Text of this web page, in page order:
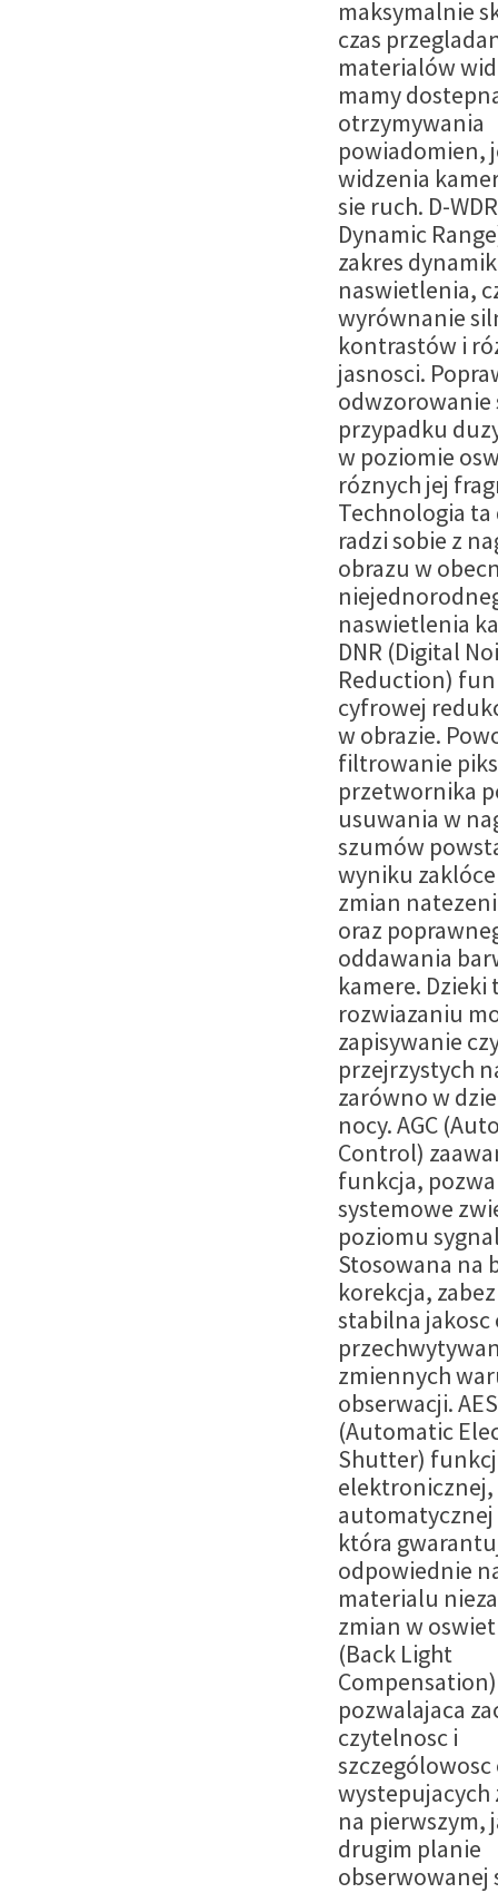
maksymalnie
czas
materialów
mamy
otrzymywania
powiadomien,
widzenia
sie ruch. D-
Dynamic
zakres
naswietlenia,
wyrównanie
kontrastów i
jasnosci.
odwzorowanie
przypadku
w poziomie
róznych jej
Technologia
radzi sobie z
obrazu w
naswietlenia
DNR (Digital
Reduction)
cyfrowej
w obrazie.
filtrowanie
przetwornika
usuwania w
szumów
wyniku
zmian
oraz
oddawania
kamere. Dzieki
rozwiazaniu
zapisywanie
przejrzystych
zarówno w
nocy. AGC
Control)
funkcja,
systemowe
poziomu
Stosowana na
korekcja,
stabilna jakosc
zmiennych
obserwacji. AES
(Automatic
Shutter)
elektronicznej,
która
odpowiednie
materialu
zmian w
(Back Light
pozwalajaca
czytelnosc i
wystepujacych
na pierwszym,
drugim planie
obserwowanej